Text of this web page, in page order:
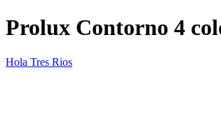
Prolux Contorno 4
Hola Tres Rios